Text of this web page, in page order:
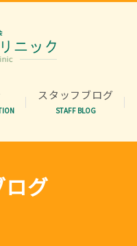
スタッフブログ
STAFF BLOG
グ